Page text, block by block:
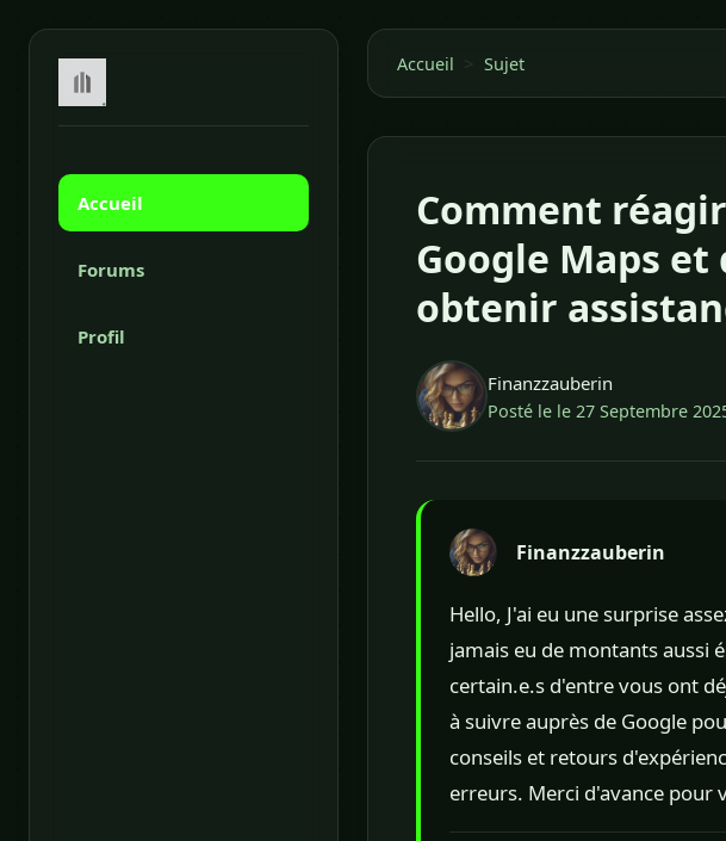
Accueil
Forums
Profil
Accueil Sujet
Comment
Google Maps
obtenir
Finanzzauberin
Posté le le 27 Septembre
Finanzzauberin
Hello, J'ai eu une surprise
jamais eu de montants aussi
certain.e.s d'entre vous ont
à suivre auprès de Google
conseils et retours
erreurs. Merci d'avance pour